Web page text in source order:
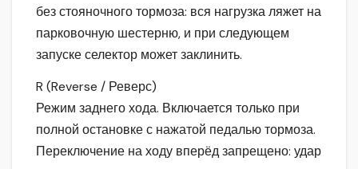
без стояночного тормоза: вся нагрузка ляжет на
парковочную шестерню, и при следующем
запуске селектор может заклинить.
R (Reverse / Реверс)
Режим заднего хода. Включается только при
полной остановке с нажатой педалью тормоза.
Переключение на ходу вперёд запрещено: удар